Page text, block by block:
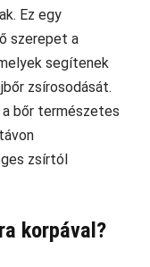
Ez egy
szerepet a
segítenek
zsírosodását.
bőr természetes
zsírtól
korpával?